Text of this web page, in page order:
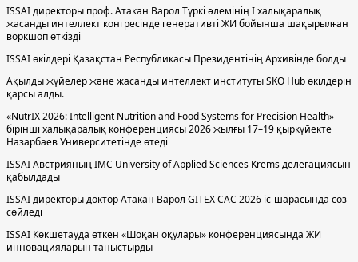
ISSAI директоры проф. Атакан Варол Түркі әлемінің І халықаралық
жасанды интеллект конгресінде генеративті ЖИ бойынша шақырылған
воркшоп өткізді
ISSAI өкілдері Қазақстан Республикасы Президентінің Архивінде болды
Ақылды жүйелер және жасанды интеллект институты SKO Hub өкілдерін
қарсы алды.
«NutrIX 2026: Intelligent Nutrition and Food Systems for Precision Health»
бірінші халықаралық конференциясы 2026 жылғы 17–19 қыркүйекте
Назарбаев Университетінде өтеді
ISSAI Австрияның IMC University of Applied Sciences Krems делегациясын
қабылдады
ISSAI директоры доктор Атакан Варол GITEX CAC 2026 іс-шарасында сөз
сөйледі
ISSAI Көкшетауда өткен «Шоқан оқулары» конференциясында ЖИ
инновацияларын таныстырды